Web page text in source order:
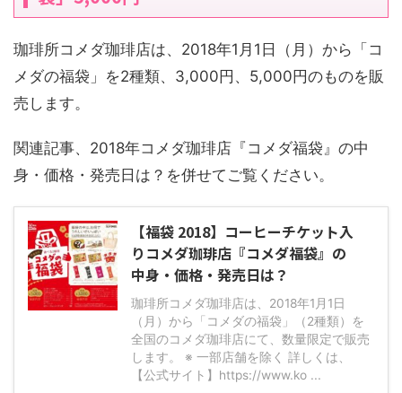
珈琲所コメダ珈琲店は、2018年1月1日（月）から「コ
メダの福袋」を2種類、3,000円、5,000円のものを販
売します。
関連記事、2018年コメダ珈琲店『コメダ福袋』の中
身・価格・発売日は？を併せてご覧ください。
【福袋 2018】コーヒーチケット入
りコメダ珈琲店『コメダ福袋』の
中身・価格・発売日は？
珈琲所コメダ珈琲店は、2018年1月1日
（月）から「コメダの福袋」（2種類）を
全国のコメダ珈琲店にて、数量限定で販売
します。 ※ 一部店舗を除く 詳しくは、
【公式サイト】https://www.ko ...